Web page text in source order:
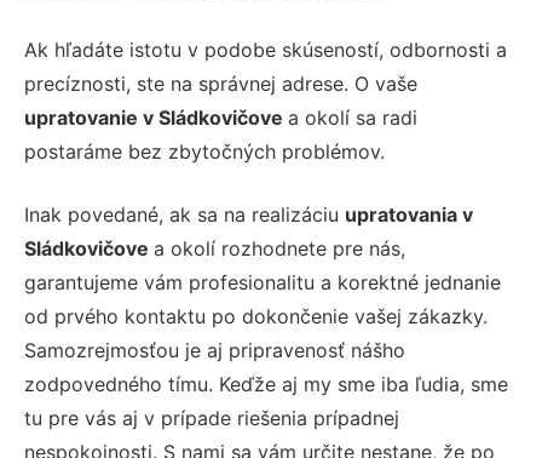
Ak hľadáte istotu v podobe skúseností, odbornosti a
precíznosti, ste na správnej adrese. O vaše
upratovanie v Sládkovičove a okolí sa radi
postaráme bez zbytočných problémov.
Inak povedané, ak sa na realizáciu upratovania v
Sládkovičove a okolí rozhodnete pre nás,
garantujeme vám profesionalitu a korektné jednanie
od prvého kontaktu po dokončenie vašej zákazky.
Samozrejmosťou je aj pripravenosť nášho
zodpovedného tímu. Keďže aj my sme iba ľudia, sme
tu pre vás aj v prípade riešenia prípadnej
nespokojnosti. S nami sa vám určite nestane, že po